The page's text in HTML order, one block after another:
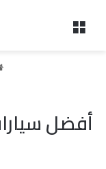
أفضل